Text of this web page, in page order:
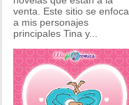
venta. Este sitio se enfoca
a mis personajes
principales Tina y...